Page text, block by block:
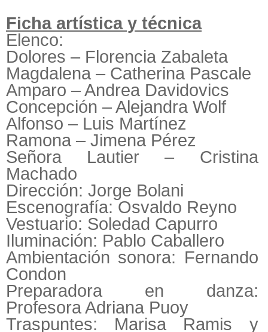
Ficha artística y técnica
Elenco:
Dolores – Florencia Zabaleta
Magdalena – Catherina Pascale
Amparo – Andrea Davidovics
Concepción – Alejandra Wolf
Alfonso – Luis Martínez
Ramona – Jimena Pérez
Señora Lautier – Cristina
Machado
Dirección: Jorge Bolani
Escenografía: Osvaldo Reyno
Vestuario: Soledad Capurro
Iluminación: Pablo Caballero
Ambientación sonora: Fernando
Condon
Preparadora en danza:
Profesora Adriana Puoy
Traspuntes: Marisa Ramis y